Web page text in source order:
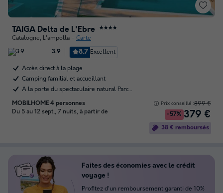
TAIGA Delta de L'Ebre ★★★★
Catalogne, L'ampolla Carte
3.9 8.7 Excellent
Accès direct à la plage
Camping familial et accueillant
A la porte du spectaculaire natural Parc…
MOBILHOME 4 personnes
Du 5 au 12 sept., 7 nuits, à partir de
Prix conseillé :899 €
-57% 379 €
38 € remboursés
Faites des économies avec le crédit
voyage !
Profitez d'un remboursement garanti de 10%